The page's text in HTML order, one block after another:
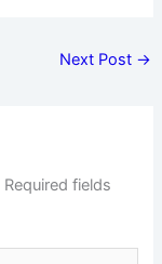
Next Post →
Required fields